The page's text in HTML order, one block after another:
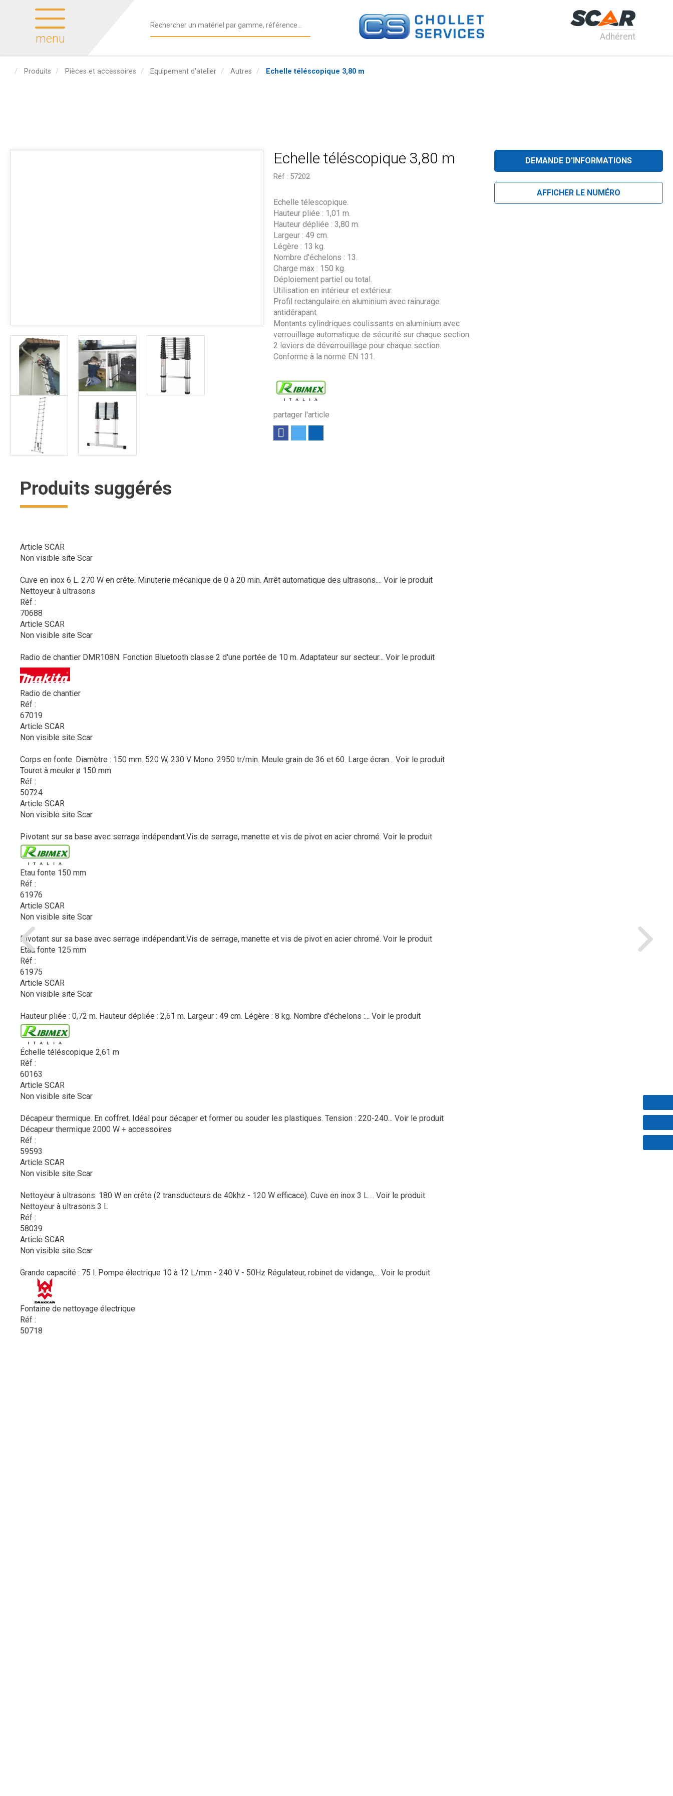
menu Adhérent
Produits Pièces et accessoires Equipement d'atelier Autres Echelle téléscopique 3,80 m
Echelle téléscopique 3,80 m
Réf : 57202
partager l'article
Echelle télescopique.
Hauteur pliée : 1,01 m.
Hauteur dépliée : 3,80 m.
Largeur : 49 cm.
Légère : 13 kg.
Nombre d'échelons : 13.
Charge max : 150 kg.
Déploiement partiel ou total.
Utilisation en intérieur et extérieur.
Profil rectangulaire en aluminium avec rainurage
antidérapant.
Montants cylindriques coulissants en aluminium avec
verrouillage automatique de sécurité sur chaque section.
2 leviers de déverrouillage pour chaque section.
Conforme à la norme EN 131.
DEMANDE D'INFORMATIONS
AFFICHER LE NUMÉRO
Produits suggérés
Article SCAR
Non visible site Scar
Cuve en inox 6 L. 270 W en crête. Minuterie mécanique de 0 à 20 min. Arrêt automatique des ultrasons.... Voir le produit
Nettoyeur à ultrasons
Réf :
70688
Article SCAR
Non visible site Scar
Radio de chantier DMR108N. Fonction Bluetooth classe 2 d'une portée de 10 m. Adaptateur sur secteur... Voir le produit
Radio de chantier
Réf :
67019
Article SCAR
Non visible site Scar
Corps en fonte. Diamètre : 150 mm. 520 W, 230 V Mono. 2950 tr/min. Meule grain de 36 et 60. Large écran... Voir le produit
Touret à meuler ø 150 mm
Réf :
50724
Article SCAR
Non visible site Scar
Pivotant sur sa base avec serrage indépendant.Vis de serrage, manette et vis de pivot en acier chromé. Voir le produit
Etau fonte 150 mm
Réf :
61976
Article SCAR
Non visible site Scar
Pivotant sur sa base avec serrage indépendant.Vis de serrage, manette et vis de pivot en acier chromé. Voir le produit
Etau fonte 125 mm
Réf :
61975
Article SCAR
Non visible site Scar
Hauteur pliée : 0,72 m. Hauteur dépliée : 2,61 m. Largeur : 49 cm. Légère : 8 kg. Nombre d'échelons :... Voir le produit
Échelle téléscopique 2,61 m
Réf :
60163
Article SCAR
Non visible site Scar
Décapeur thermique. En coffret. Idéal pour décaper et former ou souder les plastiques. Tension : 220-240... Voir le produit
Décapeur thermique 2000 W + accessoires
Réf :
59593
Article SCAR
Non visible site Scar
Nettoyeur à ultrasons. 180 W en crête (2 transducteurs de 40khz - 120 W efficace). Cuve en inox 3 L.... Voir le produit
Nettoyeur à ultrasons 3 L
Réf :
58039
Article SCAR
Non visible site Scar
Grande capacité : 75 l. Pompe électrique 10 à 12 L/mm - 240 V - 50Hz Régulateur, robinet de vidange,... Voir le produit
Fontaine de nettoyage électrique
Réf :
50718